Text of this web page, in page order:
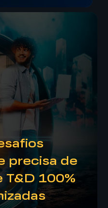
precisa de
T&D 100%
de
aprendizagem
equipe, aumente a
e desenvolva
MAIS